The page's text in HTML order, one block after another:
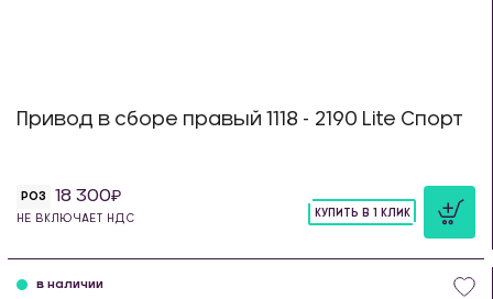
Привод в сборе правый 1118 - 2190 Lite Спорт
РОЗ 18 300
НЕ ВКЛЮЧАЕТ НДС
КУПИТЬ В 1 КЛИК
в наличии